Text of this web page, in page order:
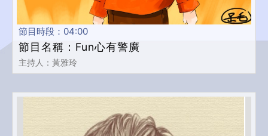
節目時段：04:00
節目名稱：Fun心有警廣
主持人：黃雅玲